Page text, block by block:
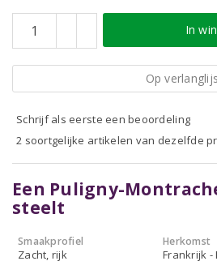
In
Op
Schrijf als eerste een beoordeling
2 soortgelijke artikelen van dezelfde
Een Puligny-
steelt
Smaakprofiel
Zacht, rijk
Herkomst
Frankrijk -